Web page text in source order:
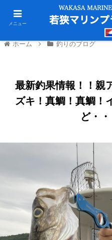
ホーム 釣りのブログ
最新釣果情報！！親
ズキ！真鯛！真鯛！
ど・
メニュー